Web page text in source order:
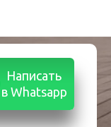
Написать
в Whatsapp